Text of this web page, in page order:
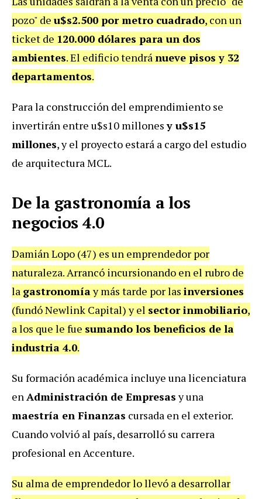
pozo" de u$s2.500 por metro cuadrado, con un
ticket de 120.000 dólares para un dos
ambientes. El edificio tendránueve pisos y 32
departamentos.
Para la construcción del emprendimiento se
invertirán entre u$s10 millonesy u$s15
millones, y el proyecto estará a cargo del estudio
de arquitectura MCL.
De la gastronomía a los
negocios 4.0
Damián Lopo (47) es un emprendedor por
naturaleza. Arrancó incursionando en el rubro de
la gastronomíay más tarde por las inversiones
(fundó Newlink Capital) y el sector inmobiliario,
a los que le fue sumando los beneficios de la
industria 4.0.
Su formación académica incluye una licenciatura
enAdministración de Empresasy una
maestría en Finanzas cursada en el exterior.
Cuando volvió al país, desarrolló su carrera
profesional en Accenture.
Su alma de emprendedor lo llevó a desarrollar